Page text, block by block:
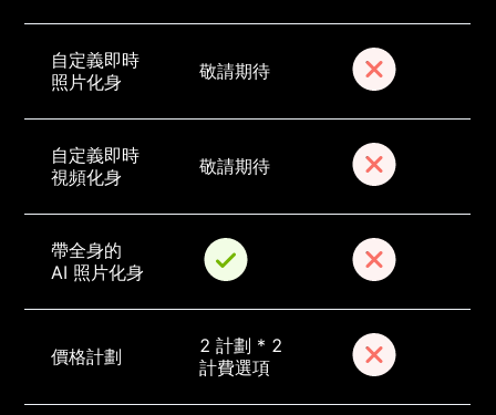
自定義即時
照片化身
敬請期待
自定義即時
視頻化身
敬請期待
帶全身的
AI 照片化身
價格計劃
2 計劃 * 2
計費選項